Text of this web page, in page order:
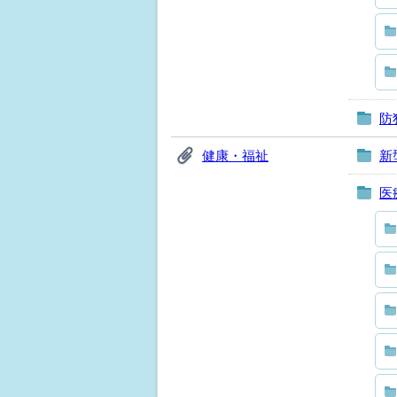
防
健康・福祉 新
医